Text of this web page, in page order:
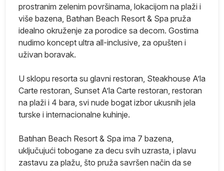
prostranim zelenim površinama, lokacijom na plaži i
više bazena, Batıhan Beach Resort & Spa pruža
idealno okruženje za porodice sa decom. Gostima
nudimo koncept ultra all-inclusive, za opušten i
uživan boravak.
U sklopu resorta su glavni restoran, Steakhouse A’la
Carte restoran, Sunset A’la Carte restoran, restoran
na plaži i 4 bara, svi nude bogat izbor ukusnih jela
turske i internacionalne kuhinje.
Batıhan Beach Resort & Spa ima 7 bazena,
uključujući tobogane za decu svih uzrasta, i plavu
zastavu za plažu, što pruža savršen način da se